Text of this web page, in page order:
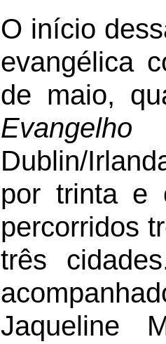
O início
evangélica
de maio,
Evangelho
Dublin/
por trinta e
percorridos
três
Jaqueline